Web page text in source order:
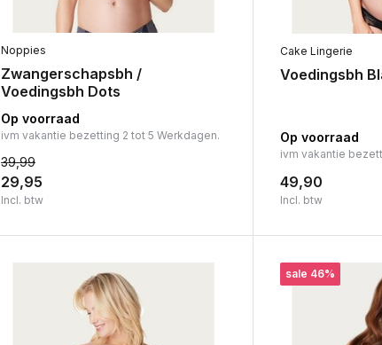
Noppies
Zwangerschapsbh /
Voedingsbh Dots
Op voorraad
ivm vakantie bezetting 2 tot 5 Werkdagen.
39,99
29,95
Incl. btw
Cake Lingerie
Voedingsbh
Op voorraad
ivm vakantie
49,90
Incl. btw
sale 46%